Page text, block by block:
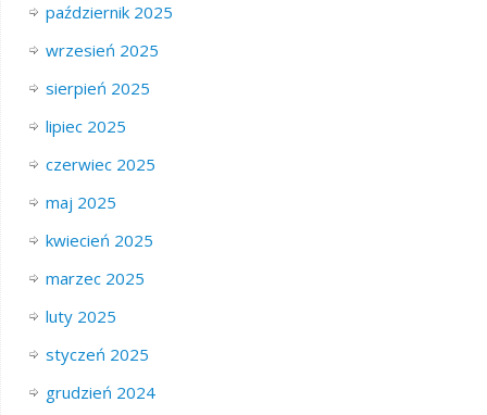
październik 2025
wrzesień 2025
sierpień 2025
lipiec 2025
czerwiec 2025
maj 2025
kwiecień 2025
marzec 2025
luty 2025
styczeń 2025
grudzień 2024